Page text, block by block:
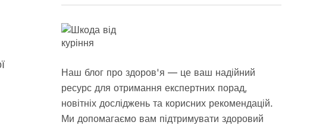
Наш блог про здоров'я — це ваш надійний
ресурс для отримання експертних порад,
новітніх досліджень та корисних рекомендацій.
Ми допомагаємо вам підтримувати здоровий